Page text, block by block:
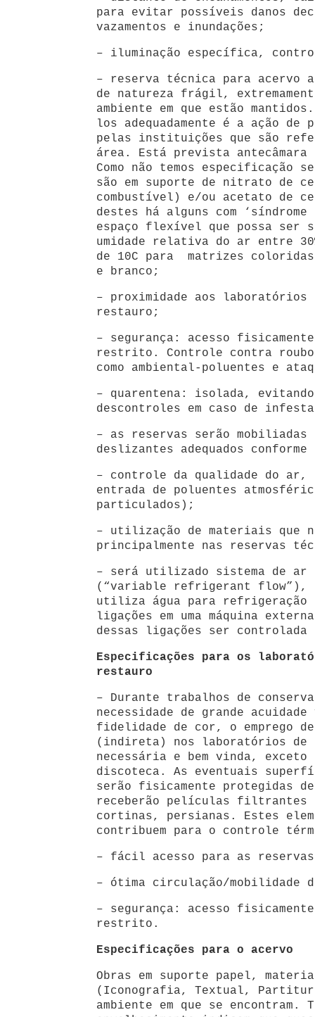
para evitar possíveis danos
vazamentos e inundações;
– iluminação específica,
– reserva técnica para acervo
de natureza frágil,
ambiente em que estão
los adequadamente é a ação de
pelas instituições que são
área. Está prevista antecâmara
Como não temos especificação
são em suporte de nitrato de
combustível) e/ou acetato de
destes há alguns com
espaço flexível que possa ser
umidade relativa do ar entre
de 10C para matrizes
e branco;
– proximidade aos laboratórios
restauro;
– segurança: acesso
restrito. Controle contra
como ambiental-poluentes e
– quarentena: isolada,
descontroles em caso de
– as reservas serão mobiliadas
deslizantes adequados
– controle da qualidade do ar,
entrada de poluentes
particulados);
– utilização de materiais que
principalmente nas reservas
– será utilizado sistema de ar
(“variable refrigerant flow”),
utiliza água para refrigeração
ligações em uma máquina
dessas ligações ser controlada
Especificações para os
restauro
– Durante trabalhos de
necessidade de grande
fidelidade de cor, o emprego
(indireta) nos laboratórios de
necessária e bem vinda,
discoteca. As eventuais
serão fisicamente protegidas
receberão películas filtrantes
cortinas, persianas. Estes
contribuem para o controle
– fácil acesso para as
– ótima circulação/mobilidade
– segurança: acesso
restrito.
Especificações para o acervo
Obras em suporte papel,
(Iconografia, Textual,
ambiente em que se encontram.